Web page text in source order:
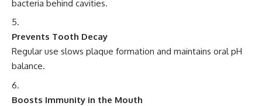
bacteria behind cavities.
Prevents Tooth Decay
Regular use slows plaque formation and maintains oral pH
balance.
Boosts Immunity in the Mouth